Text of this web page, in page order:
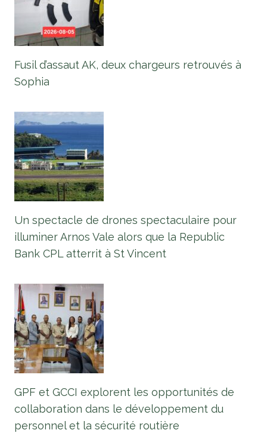
Fusil d’assaut AK, deux chargeurs retrouvés à
Sophia
Un spectacle de drones spectaculaire pour
illuminer Arnos Vale alors que la Republic
Bank CPL atterrit à St Vincent
GPF et GCCI explorent les opportunités de
collaboration dans le développement du
personnel et la sécurité routière